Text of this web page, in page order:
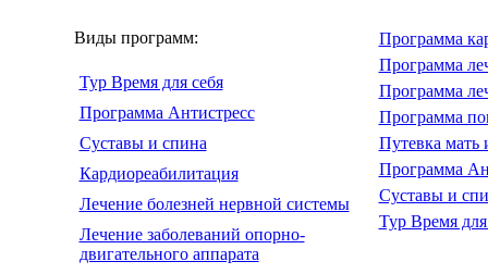
Виды программ:
Тур Время для себя
Программа Антистресс
Суставы и спина
Кардиореабилитация
Лечение болезней нервной системы
Лечение заболеваний опорно-
двигательного аппарата
Программа
Программа
Программа
Программа
Путевка мать
Программа
Суставы и
Тур Время для